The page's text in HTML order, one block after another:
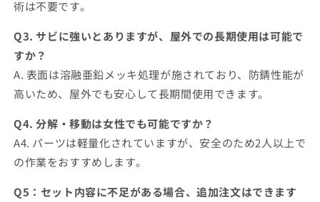
術は不要です。
Q3. サビに強いとありますが、屋外での長期使用は可能で
すか？
A. 表面は溶融亜鉛メッキ処理が施されており、防錆性能が
高いため、屋外でも安心して長期間使用できます。
Q4. 分解・移動は女性でも可能ですか？
A4. パーツは軽量化されていますが、安全のため2人以上で
の作業をおすすめします。
Q5：セット内容に不足がある場合、追加注文はできます